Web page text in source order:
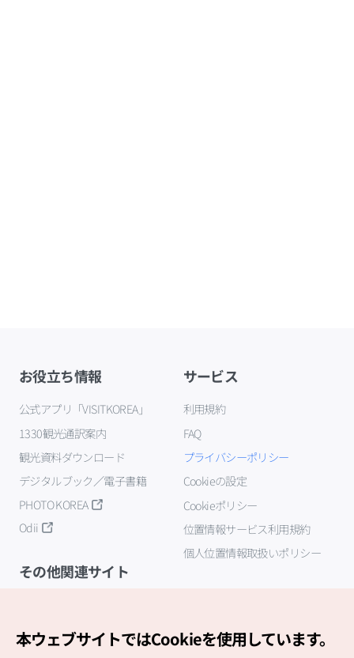
お役立ち情報
公式アプリ「VISITKOREA」
1330観光通訳案内
観光資料ダウンロード
デジタルブック／電子書籍
PHOTO KOREA
Odii
サービス
利用規約
FAQ
プライバシーポリシー
Cookieの設定
Cookieポリシー
位置情報サービス利用規約
個人位置情報取扱いポリシー
その他関連サイト
本ウェブサイトではCookieを使用しています。